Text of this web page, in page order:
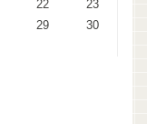
22
23
29
30